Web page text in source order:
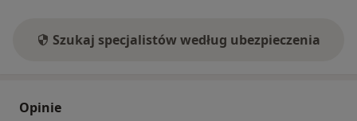
Szukaj specjalistów według ubezpieczenia
Opinie